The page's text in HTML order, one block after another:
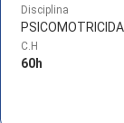
Disciplina
C.H
60h